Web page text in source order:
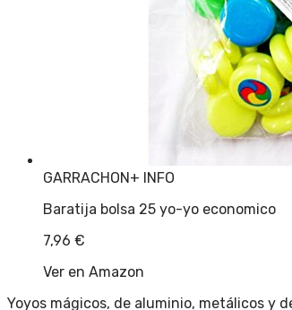
GARRACHON+ INFO
Baratija bolsa 25 yo-yo economico
7,96 €
Ver en Amazon
Yoyos mágicos, de aluminio, metálicos y